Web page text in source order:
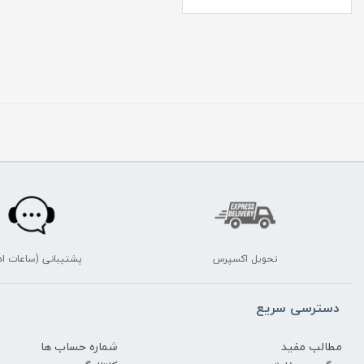
تحویل اکسپرس پشتیبانی (ساعات
دسترسی سریع
مطالب مفید
شماره حساب ها